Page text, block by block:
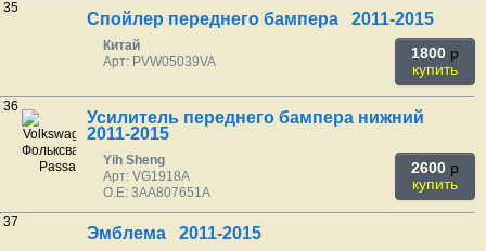
35
Спойлер переднего бампера 2011-2015
Китай
Арт: PVW05039VA
1800 p
купить
36
Усилитель переднего бампера нижний
2011-2015
Yih Sheng
Арт: VG1918A
O.E: 3AA807651A
2600 p
купить
37
Эмблема 2011-2015